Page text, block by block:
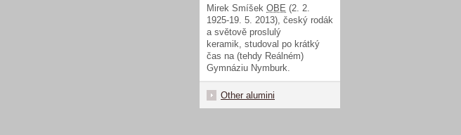
Mirek Smíšek OBE (2. 2.
1925-19. 5. 2013), český rodák
a světově proslulý
keramik, studoval po krátký
čas na (tehdy Reálném)
Gymnáziu Nymburk.
Other alumini